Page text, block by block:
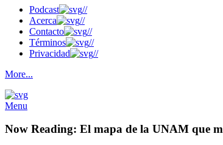
Podcast
//
Acerca
//
Contacto
//
Términos
//
Privacidad
//
More...
Menu
Now Reading: El mapa de la UNAM que